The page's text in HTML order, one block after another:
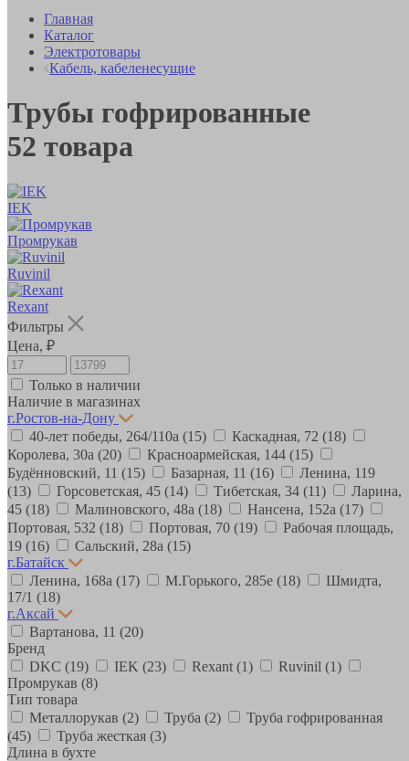
Главная
Каталог
Электротовары
Кабель, кабеленесущие
Трубы гофрированные
52 товара
IEK
Промрукав
Ruvinil
Rexant
Фильтры
Цена, ₽
Только в наличии
Наличие в магазинах
г.Ростов-на-Дону
40-лет победы, 264/110а (15) Каскадная, 72 (18)
Королева, 30а (20) Красноармейская, 144 (15)
Будённовский, 11 (15) Базарная, 11 (16)
Ленина, 119
(13)
Горсоветская, 45 (14) Тибетская, 34 (11)
Ларина,
45 (18) Малиновского, 48а (18) Нансена, 152а (17)
Портовая, 532 (18) Портовая, 70 (19)
Рабочая площадь,
19 (16) Сальский, 28a (15)
г.Батайск
Ленина, 168а (17) М.Горького, 285е (18)
Шмидта,
17/1 (18)
г.Аксай
Вартанова, 11 (20)
Бренд
DKC (19) IEK (23) Rexant (1) Ruvinil (1)
Промрукав (8)
Тип товара
Металлорукав (2) Труба (2)
Труба гофрированная
(45)
Труба жесткая (3)
Длина в бухте